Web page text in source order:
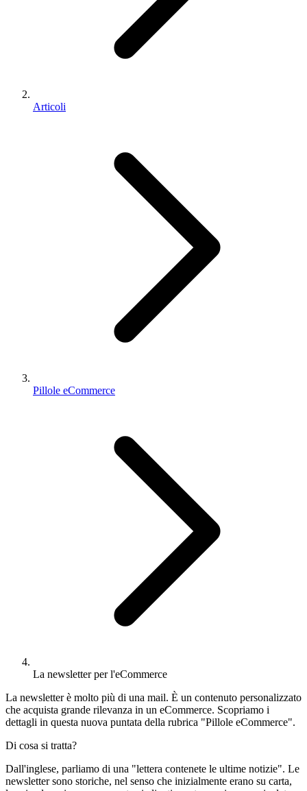
Articoli
Pillole eCommerce
La newsletter per l'eCommerce
La newsletter è molto più di una mail. È un contenuto personalizzato
che acquista grande rilevanza in un eCommerce. Scopriamo i
dettagli in questa nuova puntata della rubrica "Pillole eCommerce".
Di cosa si tratta?
Dall'inglese, parliamo di una "lettera contenete le ultime notizie". Le
newsletter sono storiche, nel senso che inizialmente erano su carta,